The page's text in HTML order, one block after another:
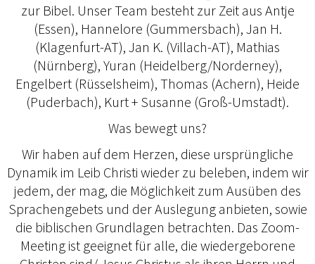
zur Bibel. Unser Team besteht zur Zeit aus Antje
(Essen), Hannelore (Gummersbach), Jan H.
(Klagenfurt-AT), Jan K. (Villach-AT), Mathias
(Nürnberg), Yuran (Heidelberg/Norderney),
Engelbert (Rüsselsheim), Thomas (Achern), Heide
(Puderbach), Kurt + Susanne (Groß-Umstadt).
Was bewegt uns?
Wir haben auf dem Herzen, diese ursprüngliche
Dynamik im Leib Christi wieder zu beleben, indem wir
jedem, der mag, die Möglichkeit zum Ausüben des
Sprachengebets und der Auslegung anbieten, sowie
die biblischen Grundlagen betrachten. Das Zoom-
Meeting ist geeignet für alle, die wiedergeborene